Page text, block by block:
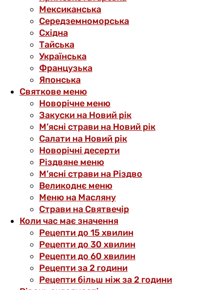
Мексиканська
Середземноморська
Східна
Тайська
Українська
Французька
Японська
Святкове меню
Новорічне меню
Закуски на Новий рік
М’ясні страви на Новий рік
Салати на Новий рік
Новорічні десерти
Різдвяне меню
М’ясні страви на Різдво
Великоднє меню
Меню на Масляну
Страви на Святвечір
Коли час має значення
Рецепти до 15 хвилин
Рецепти до 30 хвилин
Рецепти до 60 хвилин
Рецепти за 2 години
Рецепти більш ніж за 2 години